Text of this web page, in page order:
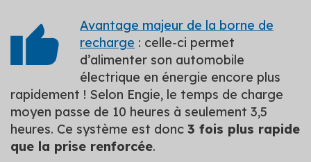
Avantage majeur de la borne de
recharge : celle-ci permet
d’alimenter son automobile
électrique en énergie encore plus
rapidement ! Selon Engie, le temps de charge
moyen passe de 10 heures à seulement 3,5
heures. Ce système est donc 3 fois plus rapide
que la prise renforcée.